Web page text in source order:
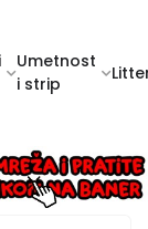
Umetnost
i strip